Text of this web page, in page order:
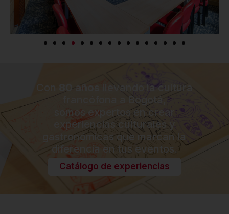
80 años llevando la cultura
francófona a Bogotá,
somos expertos en crear
experiencias culturales y
gastronómicas que marcan la
diferencia en tus eventos.
Catálogo de experiencias